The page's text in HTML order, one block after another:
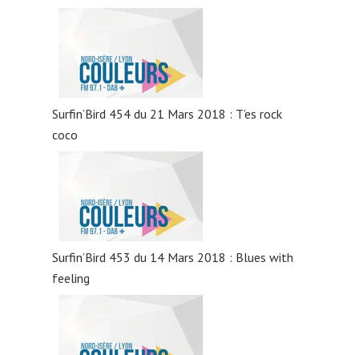
Surfin’Bird 454 du 21 Mars 2018 : T’es rock
coco
Surfin’Bird 453 du 14 Mars 2018 : Blues with
feeling